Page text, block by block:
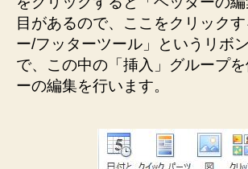
目があるので、ここをクリック
ー/フッターツール」というリボ
で、この中の「挿入」グループ
ーの編集を行います。